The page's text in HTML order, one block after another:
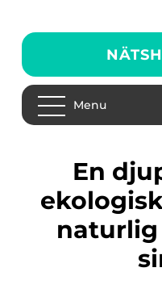
Menu
En djupdykning i
naturlig